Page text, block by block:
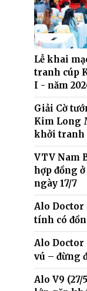
Lễ khai
tranh cúp
I - năm
Giải Cờ
Kim Long
khởi tranh
VTV Nam
hợp đồng
ngày 17/7
Alo Doctor
tính có
Alo Doctor
vú – đừng
Alo V9 (27/